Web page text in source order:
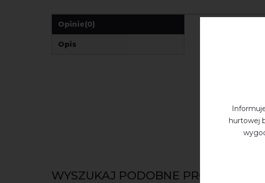
Opinie(0)
Opis
Немає
WYSZUKAJ PODOBNE PRODUKTY
hurtowej